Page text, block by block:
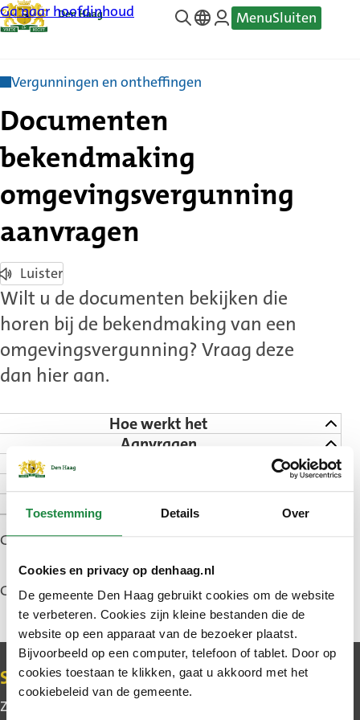
Toestemming Details Over
Cookies en privacy op denhaag.nl
De gemeente Den Haag gebruikt cookies om de website
te verbeteren. Cookies zijn kleine bestanden die de
website op een apparaat van de bezoeker plaatst.
Bijvoorbeeld op een computer, telefoon of tablet. Door op
cookies toestaan te klikken, gaat u akkoord met het
cookiebeleid van de gemeente.
Ga naar hoofdinhoud
—
MenuSluiten
Vergunningen en ontheffingen
Documenten
bekendmaking
omgevingsvergunning
aanvragen
Luister
Wilt u de documenten bekijken die
horen bij de bekendmaking van een
omgevingsvergunning? Vraag deze
dan hier aan.
Hoe werkt het
Aanvragen
Contact
Gepubliceerd: 1 januari 2024
Gewijzigd: 5 juni 2026
Contact
Schrijf u in voor de nieuwsbrief
Zo blijft u makkelijk op de hoogte van wat er in uw